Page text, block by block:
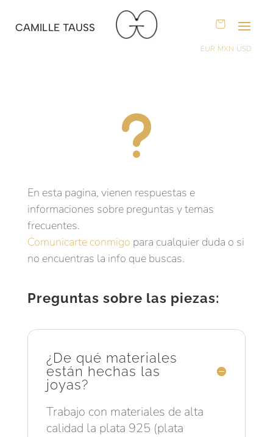
CAMILLE TAUSS
EUR MXN USD
u
En esta pagina, vienen respuestas e
informaciones sobre preguntas y temas
frecuentes.
Comunicarte conmigo para cualquier duda o si
no encuentras la info que buscas.
Preguntas sobre las piezas:
¿De qué materiales
están hechas las
joyas?
Trabajo con materiales de alta
calidad la plata 925 (plata